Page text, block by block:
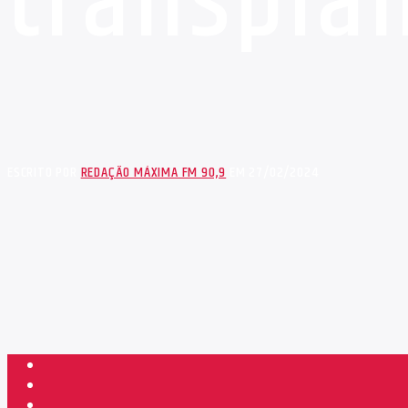
ESCRITO PORREDAÇÃO MÁXIMA FM 90,9EM 27/02/2024